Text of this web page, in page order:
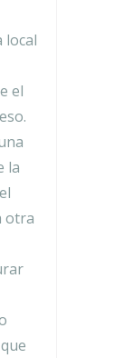
local
el
la
otra